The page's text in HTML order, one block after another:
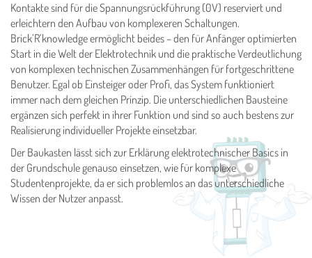
Kontakte sind für die Spannungsrückführung (0V) reserviert und
erleichtern den Aufbau von komplexeren Schaltungen.
Brick’R’knowledge ermöglicht beides – den für Anfänger optimierten
Start in die Welt der Elektrotechnik und die praktische Verdeutlichung
von komplexen technischen Zusammenhängen für fortgeschrittene
Benutzer. Egal ob Einsteiger oder Profi, das System funktioniert
immer nach dem gleichen Prinzip. Die unterschiedlichen Bausteine
ergänzen sich perfekt in ihrer Funktion und sind so auch bestens zur
Realisierung individueller Projekte einsetzbar.
Der Baukasten lässt sich zur Erklärung elektrotechnischer Basics in
der Grundschule genauso einsetzen, wie für komplexe
Studentenprojekte, da er sich problemlos an das unterschiedliche
Wissen der Nutzer anpasst.